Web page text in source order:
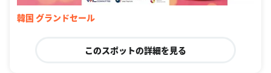
韓国 グランドセール
このスポットの詳細を見る